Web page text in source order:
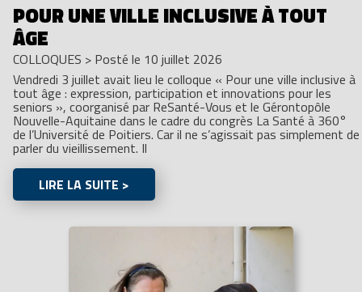
POUR UNE VILLE INCLUSIVE À TOUT
ÂGE
COLLOQUES > Posté le 10 juillet 2026
Vendredi 3 juillet avait lieu le colloque « Pour une ville inclusive à
tout âge : expression, participation et innovations pour les
seniors », coorganisé par ReSanté-Vous et le Gérontopôle
Nouvelle-Aquitaine dans le cadre du congrès La Santé à 360°
de l’Université de Poitiers. Car il ne s’agissait pas simplement de
parler du vieillissement. Il
LIRE LA SUITE >